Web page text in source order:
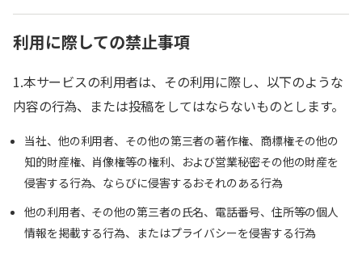
利用に際しての禁止事項
1.本サービスの利用者は、その利用に際し、以下のような
内容の行為、または投稿をしてはならないものとします。
当社、他の利用者、その他の第三者の著作権、商標権その他の
知的財産権、肖像権等の権利、および営業秘密その他の財産を
侵害する行為、ならびに侵害するおそれのある行為
他の利用者、その他の第三者の氏名、電話番号、住所等の個人
情報を掲載する行為、またはプライバシーを侵害する行為